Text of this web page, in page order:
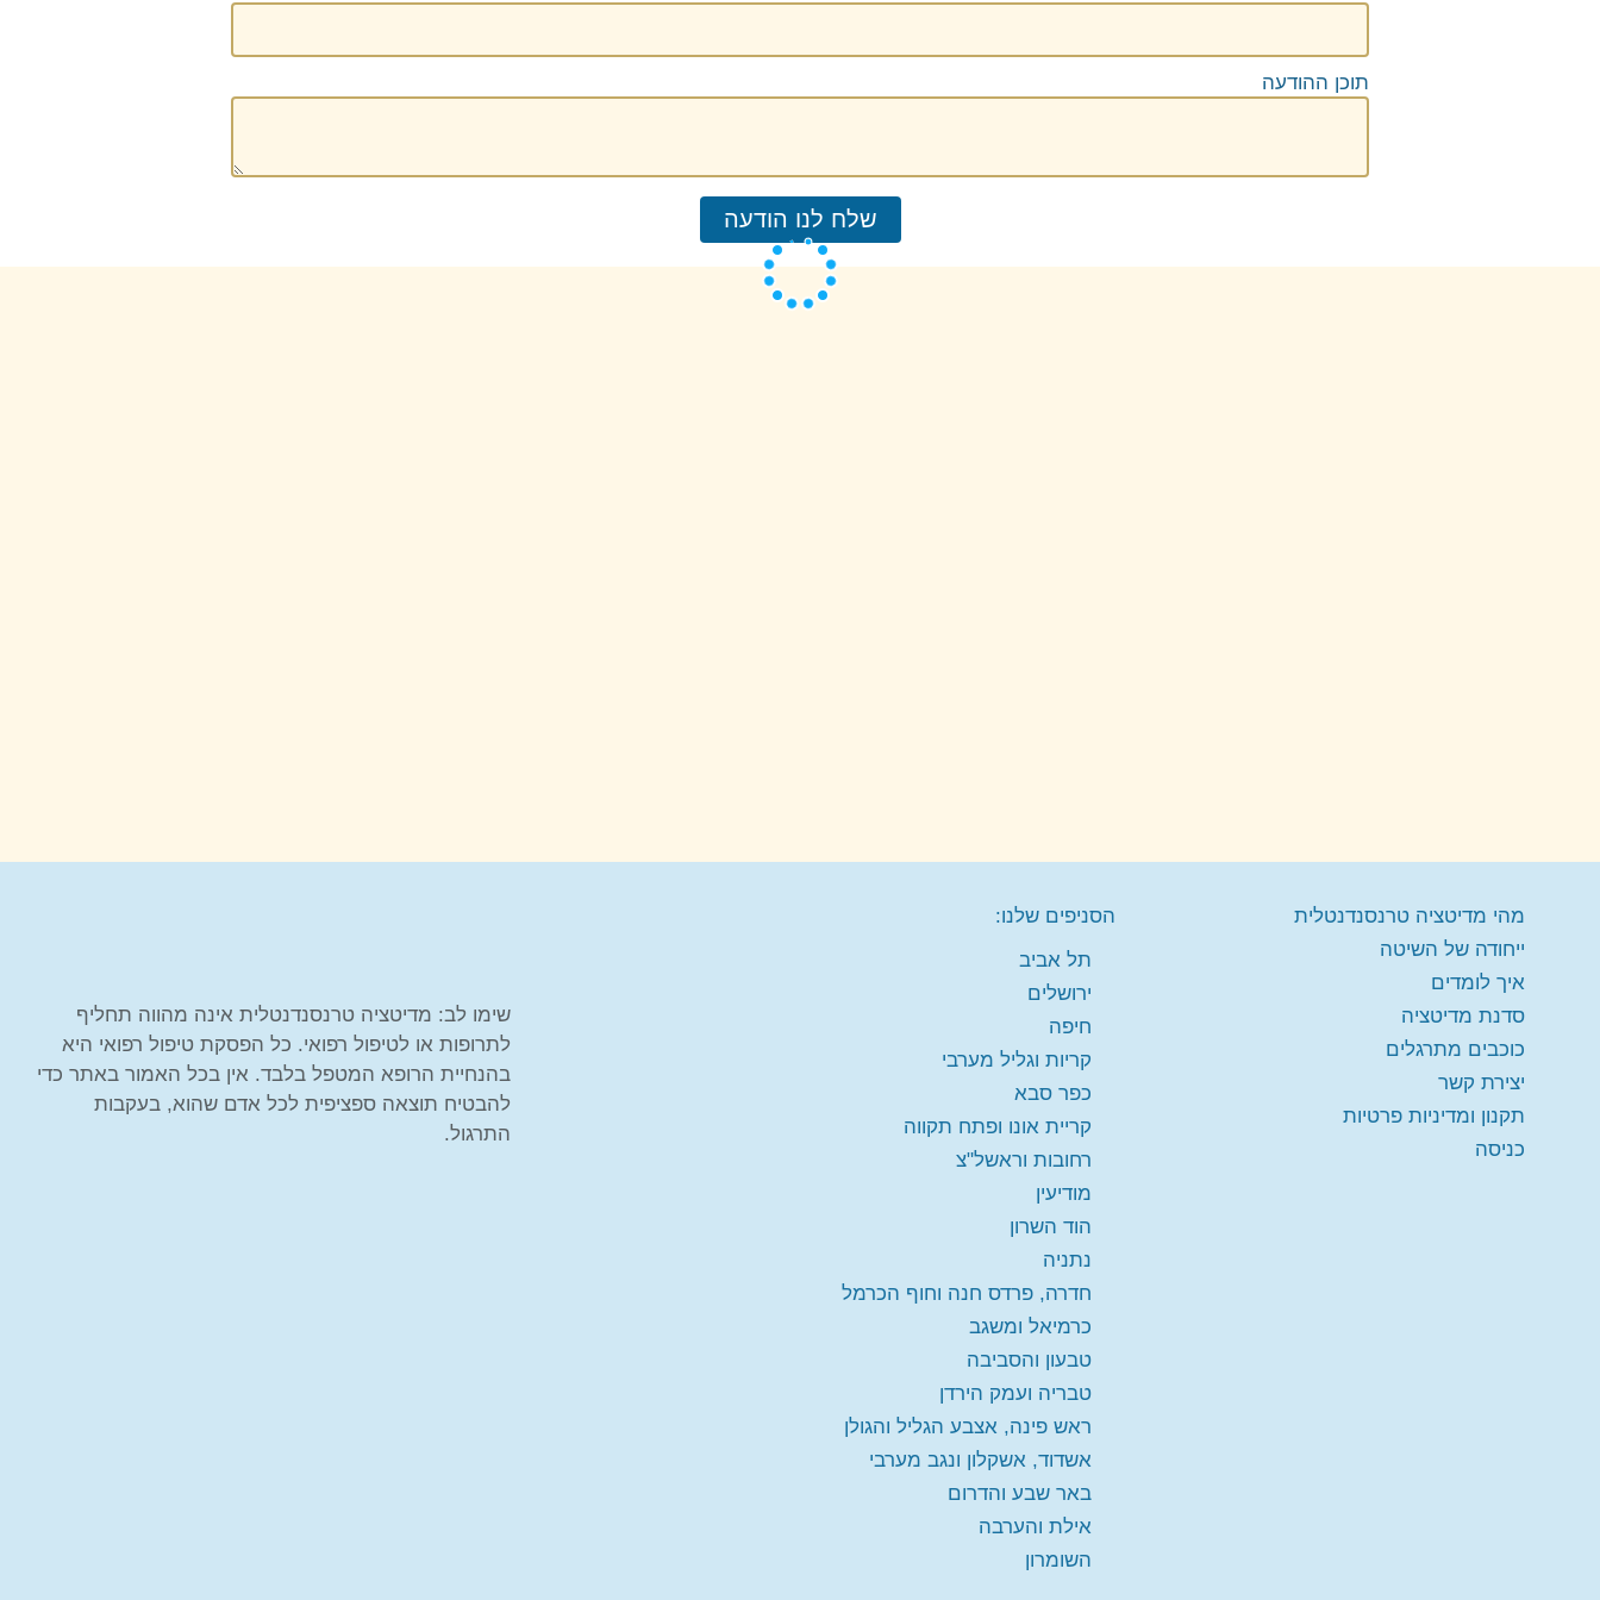
תוכן ההודעה
שלח לנו הודעה
מהי מדיטציה טרנסנדנטלית
ייחודה של השיטה
איך לומדים
סדנת מדיטציה
כוכבים מתרגלים
יצירת קשר
תקנון ומדיניות פרטיות
כניסה
הסניפים שלנו:
תל אביב
ירושלים
חיפה
קריות וגליל מערבי
כפר סבא
קריית אונו ופתח תקווה
רחובות וראשל"צ
מודיעין
הוד השרון
נתניה
חדרה, פרדס חנה וחוף הכרמל
כרמיאל ומשגב
טבעון והסביבה
טבריה ועמק הירדן
ראש פינה, אצבע הגליל והגולן
אשדוד, אשקלון ונגב מערבי
באר שבע והדרום
אילת והערבה
השומרון
שימו לב: מדיטציה טרנסנדנטלית אינה מהווה תחליף
לתרופות או לטיפול רפואי. כל הפסקת טיפול רפואי היא
בהנחיית הרופא המטפל בלבד. אין בכל האמור באתר כדי
להבטיח תוצאה ספציפית לכל אדם שהוא, בעקבות
התרגול.